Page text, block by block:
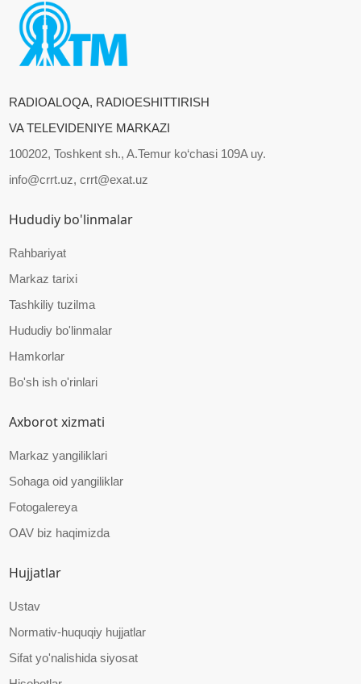
RADIOALOQA, RADIOESHITTIRISH
VA TELEVIDENIYE MARKAZI
100202, Toshkent sh., A.Temur ko‘chasi 109A uy.
info@crrt.uz, crrt@exat.uz
Hududiy bo'linmalar
Rahbariyat
Markaz tarixi
Tashkiliy tuzilma
Hududiy bo'linmalar
Hamkorlar
Bo'sh ish o'rinlari
Axborot xizmati
Markaz yangiliklari
Sohaga oid yangiliklar
Fotogalereya
OAV biz haqimizda
Hujjatlar
Ustav
Normativ-huquqiy hujjatlar
Sifat yo'nalishida siyosat